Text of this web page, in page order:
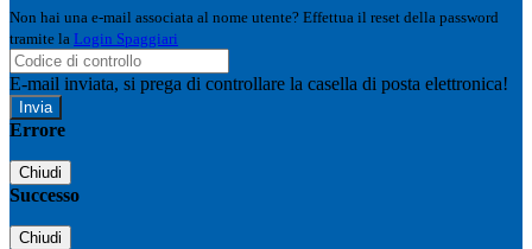
Non hai una e-mail associata al nome utente? Effettua il reset della password
tramite la Login Spaggiari
E-mail inviata, si prega di controllare la casella di posta elettronica!
Errore
Chiudi
Successo
Chiudi